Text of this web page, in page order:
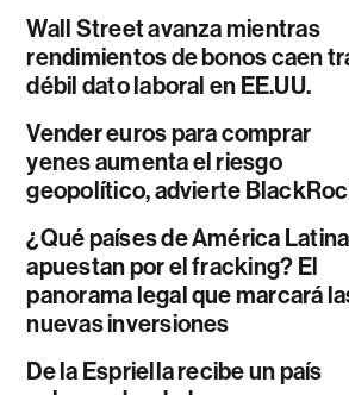
Wall Street avanza mientras
rendimientos de bonos caen
débil dato laboral en EE.UU.
Vender euros para comprar
yenes aumenta el riesgo
geopolítico, advierte
¿Qué países de América Latina
apuestan por el fracking? El
panorama legal que marcará
nuevas inversiones
De la Espriella recibe un país